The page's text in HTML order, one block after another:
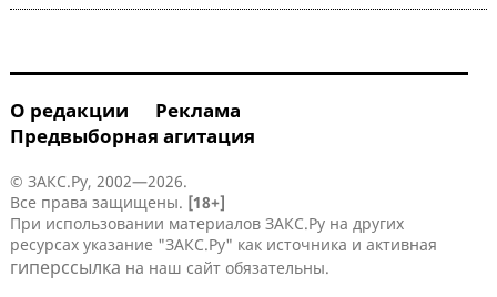
О редакции
Реклама
Предвыборная агитация
© ЗАКС.Ру, 2002—2026.
Все права защищены. [18+]
При использовании материалов ЗАКС.Ру на других
ресурсах указание "ЗАКС.Ру" как источника и активная
гиперссылка на наш сайт обязательны.